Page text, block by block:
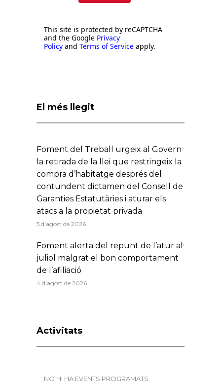
This site is protected by reCAPTCHA
and the Google Privacy
Policy and Terms of Service apply.
El més llegit
Foment del Treball urgeix al Govern
la retirada de la llei que restringeix la
compra d’habitatge després del
contundent dictamen del Consell de
Garanties Estatutàries i aturar els
atacs a la propietat privada
5 d'agost de 2026
Foment alerta del repunt de l’atur al
juliol malgrat el bon comportament
de l’afiliació
4 d'agost de 2026
Activitats
NO HI HA EVENTS PROGRAMATS